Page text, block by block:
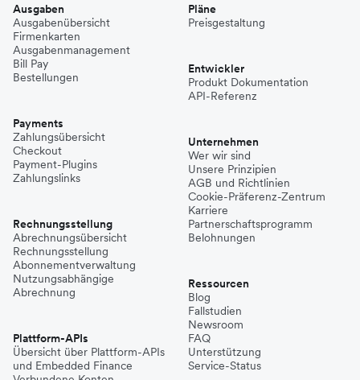
Ausgaben
Ausgabenübersicht
Firmenkarten
Ausgabenmanagement
Bill Pay
Bestellungen
Payments
Zahlungsübersicht
Checkout
Payment-Plugins
Zahlungslinks
Rechnungsstellung
Abrechnungsübersicht
Rechnungsstellung
Abonnementverwaltung
Nutzungsabhängige
Abrechnung
Plattform-APIs
Übersicht über Plattform-APIs
und Embedded Finance
Pläne
Preisgestaltung
Entwickler
Produkt Dokumentation
API-Referenz
Unternehmen
Wer wir sind
Unsere Prinzipien
AGB und Richtlinien
Cookie-Präferenz-Zentrum
Karriere
Partnerschaftsprogramm
Belohnungen
Ressourcen
Blog
Fallstudien
Newsroom
FAQ
Unterstützung
Service-Status